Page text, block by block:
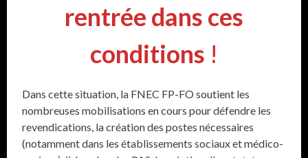
rentrée dans ces
conditions !
Dans cette situation, la FNEC FP-FO soutient les
nombreuses mobilisations en cours pour défendre les
revendications, la création des postes nécessaires
(notamment dans les établissements sociaux et médico-